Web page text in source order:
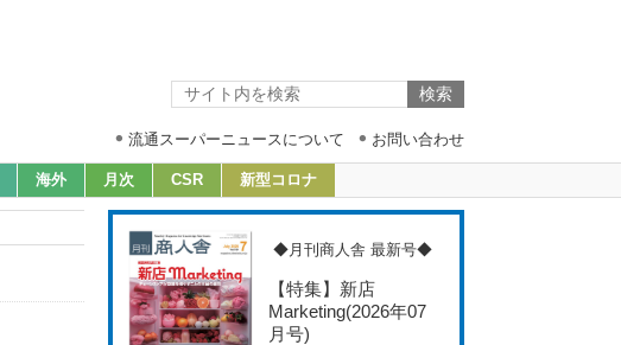
流通スーパーニュースについて お問い合わせ
海外 月次 CSR 新型コロナ
◆月刊商人舎 最新号◆
【特集】新店
Marketing(2026年07
月号)